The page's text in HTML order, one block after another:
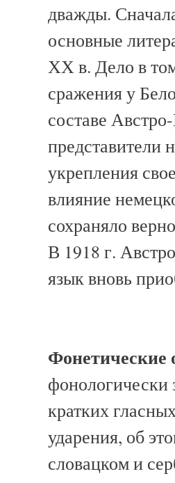
дважды.
основные
ХХ в. Дело в
сражения у
составе
представители
укрепления
влияние
сохраняло
В 1918 г.
язык вновь
Фонетические
фонологически
кратких
ударения, об
словацком и